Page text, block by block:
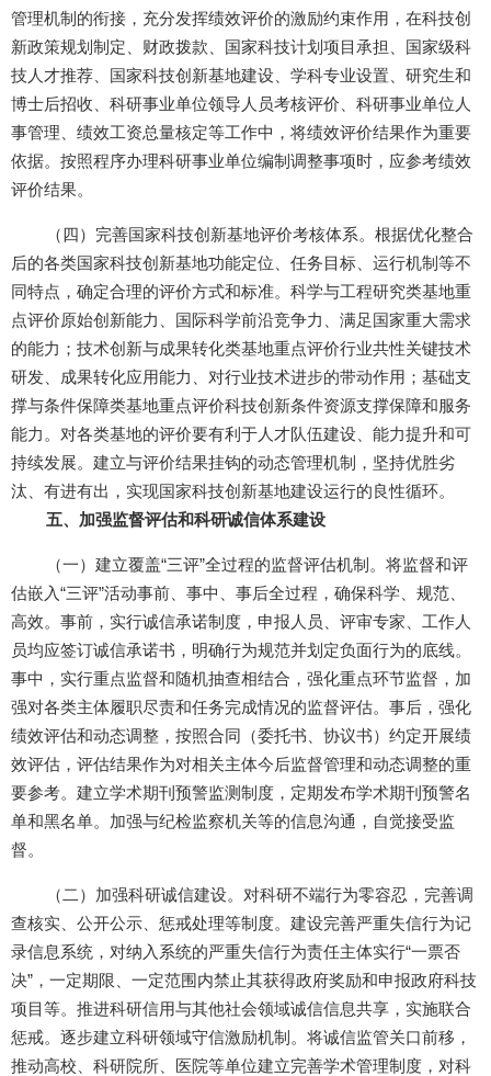
管理机制的衔接，充分发挥绩效评价的激励约束作用，在科技创
新政策规划制定、财政拨款、国家科技计划项目承担、国家级科
技人才推荐、国家科技创新基地建设、学科专业设置、研究生和
博士后招收、科研事业单位领导人员考核评价、科研事业单位人
事管理、绩效工资总量核定等工作中，将绩效评价结果作为重要
依据。按照程序办理科研事业单位编制调整事项时，应参考绩效
评价结果。
（四）完善国家科技创新基地评价考核体系。根据优化整合
后的各类国家科技创新基地功能定位、任务目标、运行机制等不
同特点，确定合理的评价方式和标准。科学与工程研究类基地重
点评价原始创新能力、国际科学前沿竞争力、满足国家重大需求
的能力；技术创新与成果转化类基地重点评价行业共性关键技术
研发、成果转化应用能力、对行业技术进步的带动作用；基础支
撑与条件保障类基地重点评价科技创新条件资源支撑保障和服务
能力。对各类基地的评价要有利于人才队伍建设、能力提升和可
持续发展。建立与评价结果挂钩的动态管理机制，坚持优胜劣
汰、有进有出，实现国家科技创新基地建设运行的良性循环。
五、加强监督评估和科研诚信体系建设
（一）建立覆盖“三评”全过程的监督评估机制。将监督和评
估嵌入“三评”活动事前、事中、事后全过程，确保科学、规范、
高效。事前，实行诚信承诺制度，申报人员、评审专家、工作人
员均应签订诚信承诺书，明确行为规范并划定负面行为的底线。
事中，实行重点监督和随机抽查相结合，强化重点环节监督，加
强对各类主体履职尽责和任务完成情况的监督评估。事后，强化
绩效评估和动态调整，按照合同（委托书、协议书）约定开展绩
效评估，评估结果作为对相关主体今后监督管理和动态调整的重
要参考。建立学术期刊预警监测制度，定期发布学术期刊预警名
单和黑名单。加强与纪检监察机关等的信息沟通，自觉接受监
督。
（二）加强科研诚信建设。对科研不端行为零容忍，完善调
查核实、公开公示、惩戒处理等制度。建设完善严重失信行为记
录信息系统，对纳入系统的严重失信行为责任主体实行“一票否
决”，一定期限、一定范围内禁止其获得政府奖励和申报政府科技
项目等。推进科研信用与其他社会领域诚信信息共享，实施联合
惩戒。逐步建立科研领域守信激励机制。将诚信监管关口前移，
推动高校、科研院所、医院等单位建立完善学术管理制度，对科